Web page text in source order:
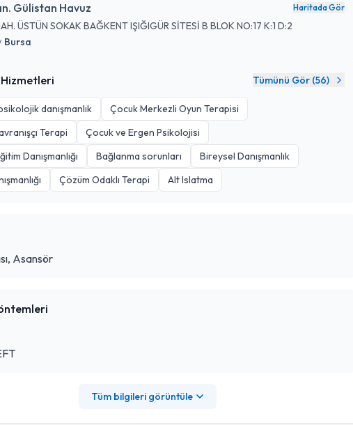
Gülistan Havuz Haritada Gör
ÜSTÜN SOKAK BAĞKENT IŞIĞIGÜR SİTESİ B BLOK NO:17 K:1 D:2
Bursa
Hizmetleri Tümünü Gör (56)
danışmanlık
Çocuk Merkezli Oyun Terapisi
Terapi
Çocuk ve Ergen Psikolojisi
Danışmanlığı
Bağlanma sorunları
Bireysel Danışmanlık
Çözüm Odaklı Terapi Alt Islatma
Asansör
Tüm bilgileri görüntüle